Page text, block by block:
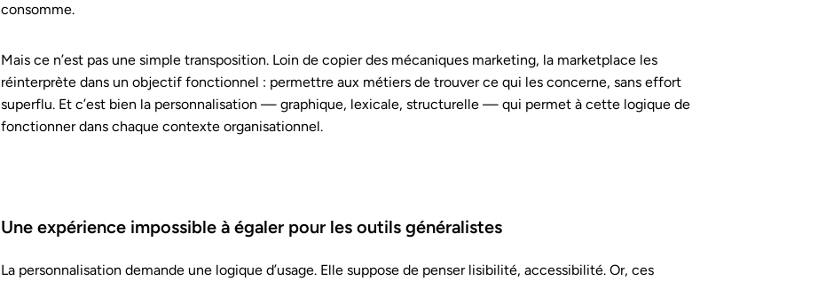
consomme.
Mais ce n’est pas une simple transposition. Loin de copier des mécaniques marketing, la marketplace les
réinterprète dans un objectif fonctionnel : permettre aux métiers de trouver ce qui les concerne, sans effort
superflu. Et c’est bien la personnalisation — graphique, lexicale, structurelle — qui permet à cette logique de
fonctionner dans chaque contexte organisationnel.
Une expérience impossible à égaler pour les outils généralistes
La personnalisation demande une logique d’usage. Elle suppose de penser lisibilité, accessibilité. Or, ces